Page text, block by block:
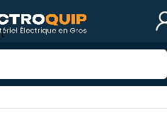
et tests